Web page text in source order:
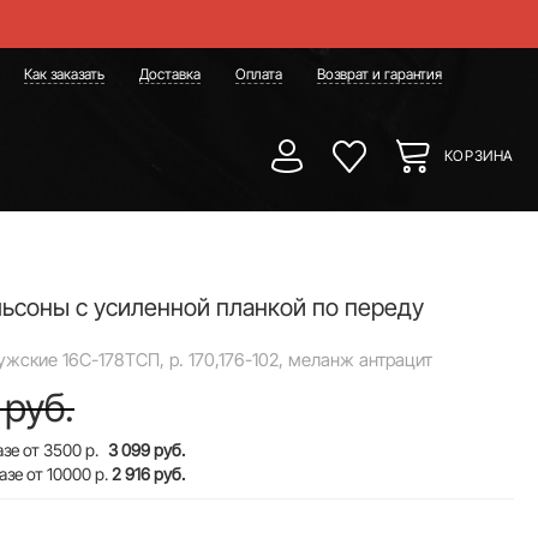
Как заказать Доставка Оплата Возврат и гарантия
КОРЗИНА
с усиленной планкой по переду
16С-178ТСП, p. 170,176-102, меланж антрацит
от 3500 р. 3 099 руб.
от 10000 р.2 916 руб.